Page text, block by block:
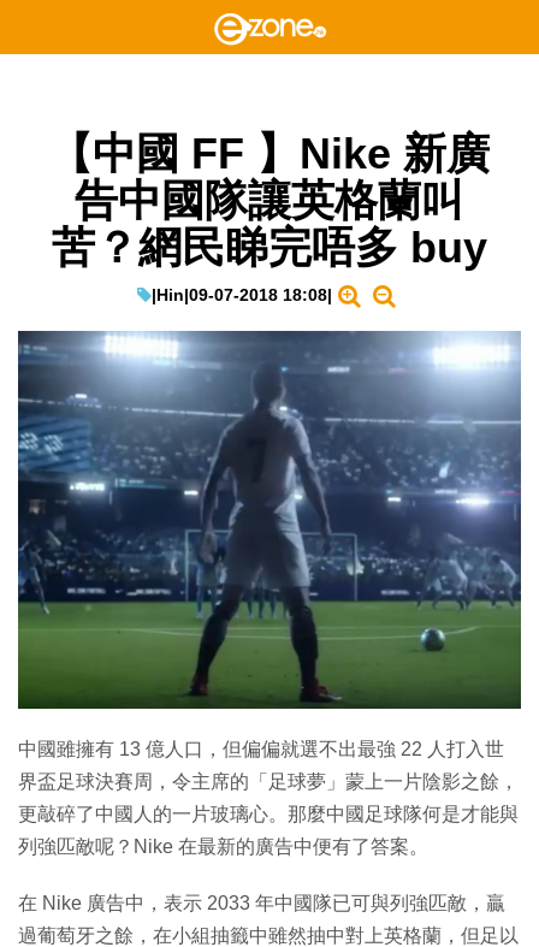
【中國 FF 】Nike 新廣
告中國隊讓英格蘭叫
苦？網民睇完唔多 buy
|Hin|09-07-2018 18:08|
中國雖擁有 13 億人口，但偏偏就選不出最強 22 人打入世
界盃足球決賽周，令主席的「足球夢」蒙上一片陰影之餘，
更敲碎了中國人的一片玻璃心。那麼中國足球隊何是才能與
列強匹敵呢？Nike 在最新的廣告中便有了答案。
在 Nike 廣告中，表示 2033 年中國隊已可與列強匹敵，贏
過葡萄牙之餘，在小組抽籤中雖然抽中對上英格蘭，但足以